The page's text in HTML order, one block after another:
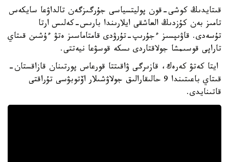
قىتايدىڭ كوشى-قون پوليتسياسى جۇرگىزگەن تالداۋعا سايكەس
تامىز بەن كۇزدىڭ العاشقى ايلارىندا بارىس-كەلىس ارتا
تۇسەدى. قاۋىپسىز ءجۇرىپ-تۇرۋدى قامتاماسىز ەتۋ ءۇشىن قىتاي
تاراپى قوسىمشا جولاقتاردى ىسكە قوسۋعا نيەتتى.
ايتا كەتۋ كەرەك، قازىرگى ۋاقىتتا قورعاس پورتىنان قازاقستان-
قىتاي باعىتىندا 9 حالىقارالىق جولاۋشىلار اۆتوبۋسى تۇراقتى
قاتىنايدى.